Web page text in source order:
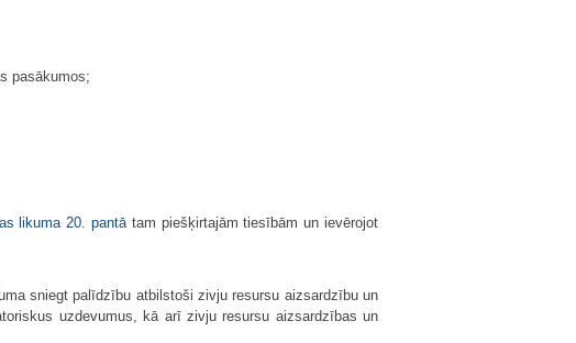
pasākumos;
likuma 20. pantā tam piešķirtajām tiesībām un ievērojot
sniegt palīdzību atbilstoši zivju resursu aizsardzību un
uzdevumus, kā arī zivju resursu aizsardzības un